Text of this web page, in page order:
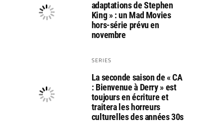
adaptations de Stephen
King » : un Mad Movies
hors-série prévu en
novembre
SERIES
La seconde saison de « CA
: Bienvenue à Derry » est
toujours en écriture et
traitera les horreurs
culturelles des années 30s